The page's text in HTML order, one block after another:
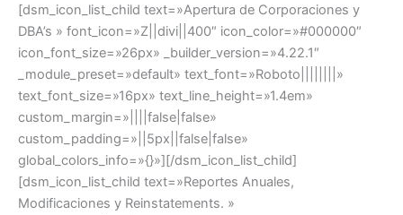
[dsm_icon_list_child text=»Apertura de Corporaciones y
DBA’s » font_icon=»Z||divi||400″ icon_color=»#000000″
icon_font_size=»26px» _builder_version=»4.22.1″
_module_preset=»default» text_font=»Roboto||||||||»
text_font_size=»16px» text_line_height=»1.4em»
custom_margin=»||||false|false»
custom_padding=»||5px||false|false»
global_colors_info=»{}»][/dsm_icon_list_child]
[dsm_icon_list_child text=»Reportes Anuales,
Modificaciones y Reinstatements. »